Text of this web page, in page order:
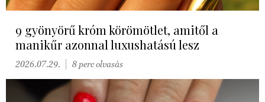
9 gyönyörű króm körömötlet, amitől a
manikűr azonnal luxushatású lesz
2026.07.29. 8 perc olvasás